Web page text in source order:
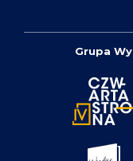
Grupa